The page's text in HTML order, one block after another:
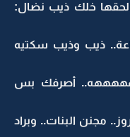
خلك ذيب نضال:
ذيب وذيب سكتيه
أصرفك بس
مجنن البنات.. وبراد